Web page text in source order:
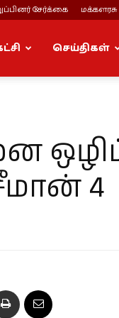
சேர்க்கை மக்களரசு
செய்திகள்
4